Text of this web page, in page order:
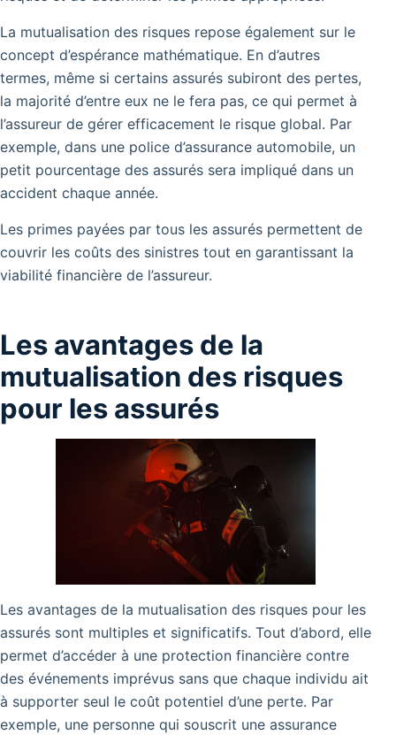
La mutualisation des risques repose également sur le
concept d’espérance mathématique. En d’autres
termes, même si certains assurés subiront des pertes,
la majorité d’entre eux ne le fera pas, ce qui permet à
l’assureur de gérer efficacement le risque global. Par
exemple, dans une police d’assurance automobile, un
petit pourcentage des assurés sera impliqué dans un
accident chaque année.
Les primes payées par tous les assurés permettent de
couvrir les coûts des sinistres tout en garantissant la
viabilité financière de l’assureur.
Les avantages de la
mutualisation des risques
pour les assurés
Les avantages de la mutualisation des risques pour les
assurés sont multiples et significatifs. Tout d’abord, elle
permet d’accéder à une protection financière contre
des événements imprévus sans que chaque individu ait
à supporter seul le coût potentiel d’une perte. Par
exemple, une personne qui souscrit une assurance